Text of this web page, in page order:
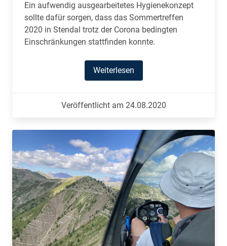
Ein aufwendig ausgearbeitetes Hygienekonzept
sollte dafür sorgen, dass das Sommertreffen
2020 in Stendal trotz der Corona bedingten
Einschränkungen stattfinden konnte.
Weiterlesen
Veröffentlicht am 24.08.2020